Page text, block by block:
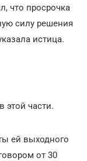
что просрочка
силу решения
истица.
этой части.
ей выходного
от 30